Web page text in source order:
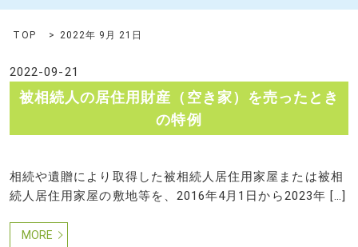
TOP 2022年 9月 21日
2022-09-21
被相続人の居住用財産（空き家）を売ったとき
の特例
相続や遺贈により取得した被相続人居住用家屋または被相
続人居住用家屋の敷地等を、2016年4月1日から2023年 […]
MORE